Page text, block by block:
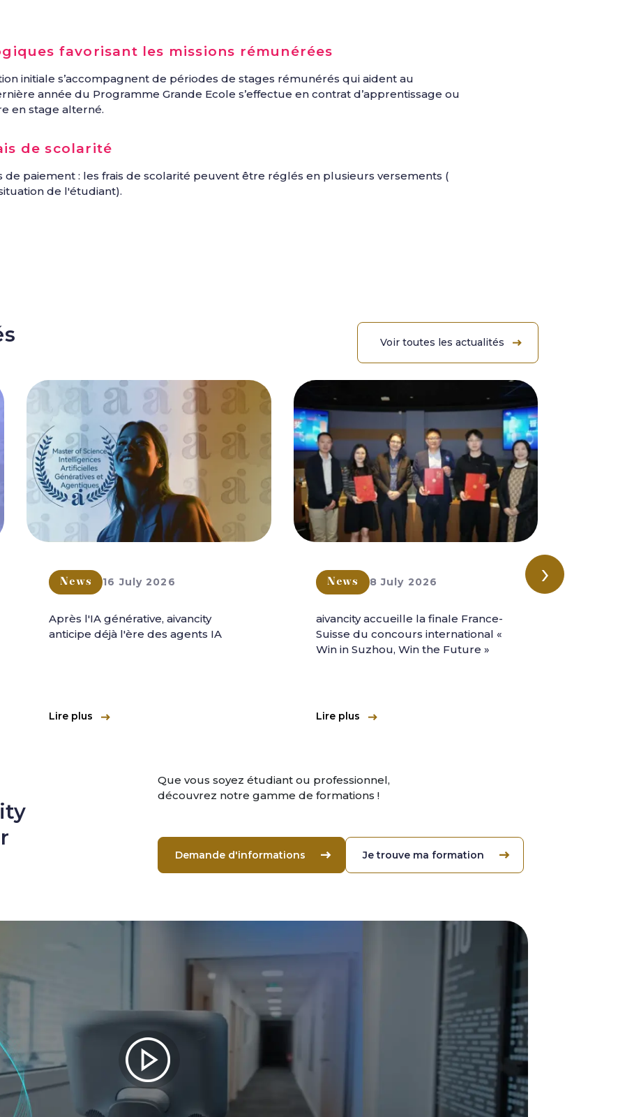
favorisant les missions rémunérées
initiale s’accompagnent de périodes de stages rémunérés qui aident au
année du Programme Grande Ecole s’effectue en contrat d’apprentissage ou
en stage alterné.
de scolarité
de paiement : les frais de scolarité peuvent être réglés en plusieurs versements (
de l'étudiant).
News 16 July 2026
Après l'IA générative, aivancity
anticipe déjà l'ère des agents IA
Lire plus
News 8 July 2026
aivancity accueille la finale France-
Suisse du concours international «
Win in Suzhou, Win the Future »
Lire plus
›
Voir toutes les actualités
Que vous soyez étudiant ou professionnel,
découvrez notre gamme de formations !
Demande d'informations Je trouve ma formation